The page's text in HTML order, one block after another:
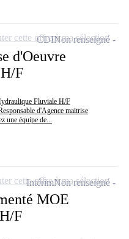
d'Oeuvre
F
Fluviale H/F
d'Agence maitrise
une équipe de...
CDINon renseigné
cette offre à ma sélection
MOE
F
IntérimNon renseigné
cette offre à ma sélection